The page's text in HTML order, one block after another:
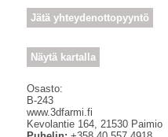
Jätä yhteydenottopyyntö
Näytä kartalla
Osasto:
B-243
www.3dfarmi.fi
Kevolantie 164 21530 Paimio